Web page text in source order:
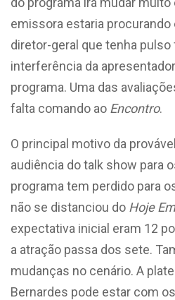
emissora estaria
diretor-geral que tenha pulso
interferência da
programa. Uma das
falta comando ao Encontro.
O principal motivo da
audiência do talk show para
programa tem perdido para
não se distanciou do Hoje
expectativa inicial eram 12
a atração passa dos sete.
mudanças no cenário. A
Bernardes pode estar com